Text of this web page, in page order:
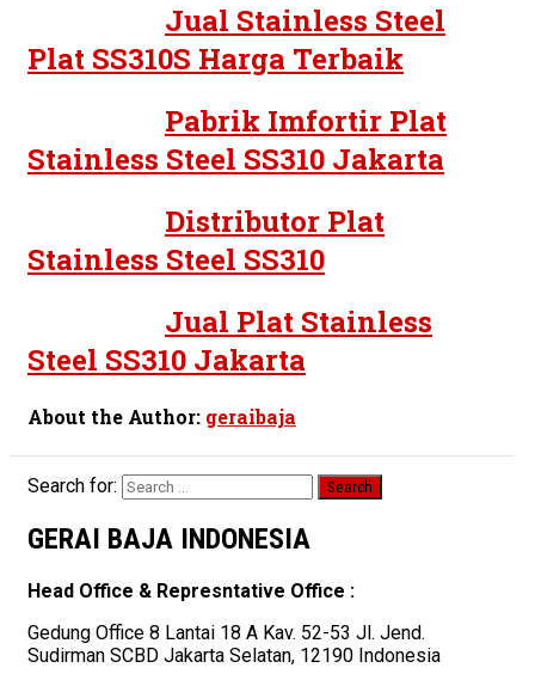
Jual Stainless Steel
Plat SS310S Harga Terbaik
Pabrik Imfortir Plat
Stainless Steel SS310 Jakarta
Distributor Plat
Stainless Steel SS310
Jual Plat Stainless
Steel SS310 Jakarta
About the Author: geraibaja
Search for:
GERAI BAJA INDONESIA
Head Office & Represntative Office :
Gedung Office 8 Lantai 18 A Kav. 52-53 Jl. Jend.
Sudirman SCBD Jakarta Selatan, 12190 Indonesia